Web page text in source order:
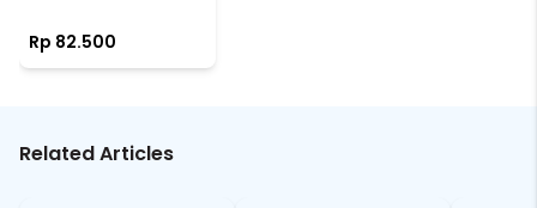
Rp 82.500
Related Articles